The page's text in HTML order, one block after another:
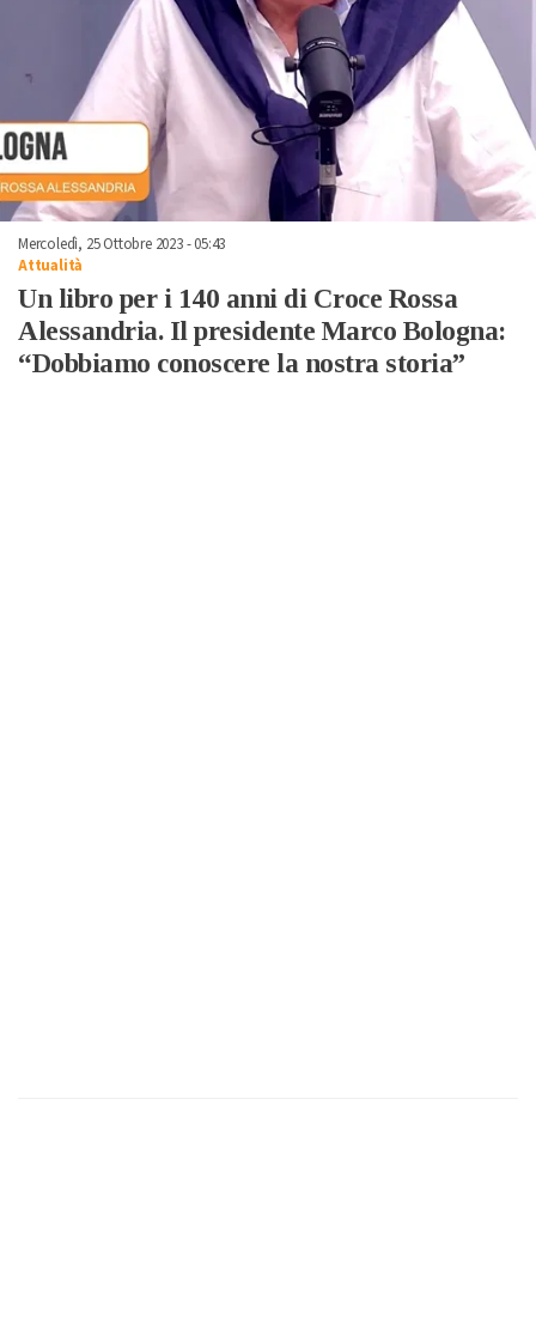
Mercoledì, 25 Ottobre 2023 - 05:43
Attualità
Un libro per i 140 anni di Croce Rossa
Alessandria. Il presidente Marco Bologna:
“Dobbiamo conoscere la nostra storia”